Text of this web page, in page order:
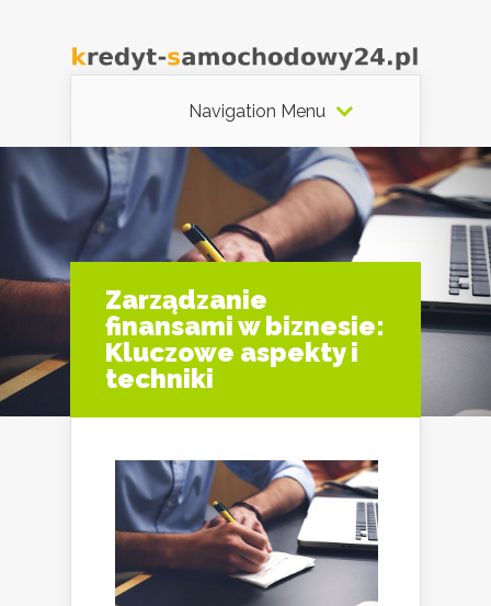
Navigation Menu
Zarządzanie
finansami w biznesie:
Kluczowe aspekty i
techniki